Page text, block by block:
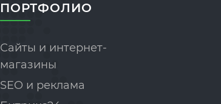
ПОРТФОЛИО
Сайты и интернет-
магазины
SEO и реклама